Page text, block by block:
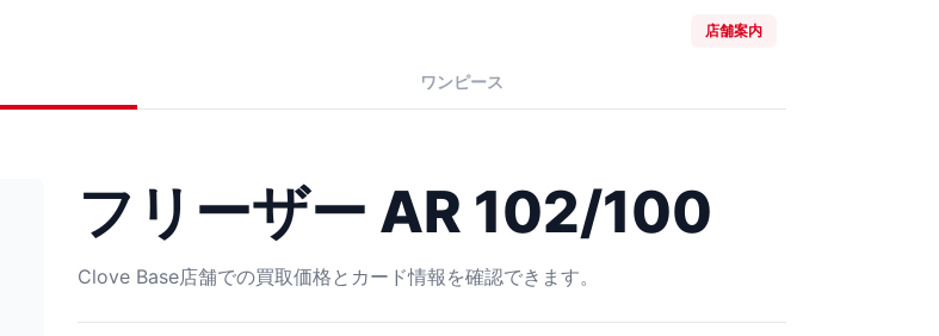
店舗案内
ワンピース
フリーザー AR 102/100
Clove Base店舗での買取価格とカード情報を確認できます。